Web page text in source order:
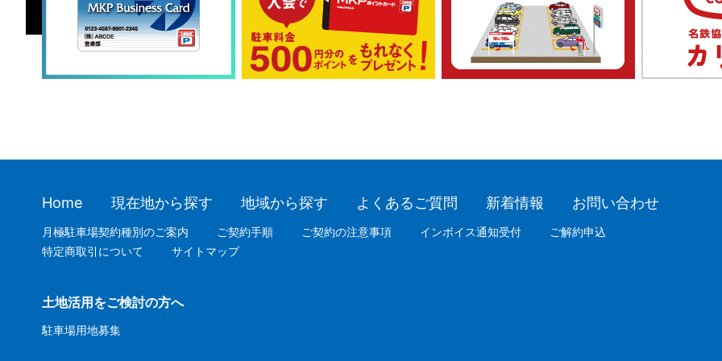
Home 現在地から探す 地域から探す よくあるご質問 新着情報 お問い合わせ
月極駐車場契約種別のご案内 ご契約手順 ご契約の注意事項 インボイス通知受付
ご解約申込
特定商取引について
サイトマップ
土地活用をご検討の方へ
駐車場用地募集